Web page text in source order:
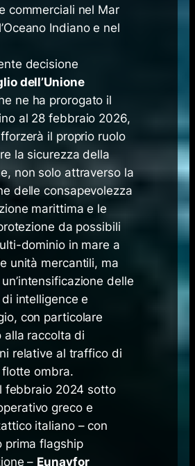
commerciali nel Mar
Indiano e nel
decisione
dell’Unione
ne ha prorogato il
al 28 febbraio 2026,
il proprio ruolo
la sicurezza della
non solo attraverso la
delle consapevolezza
marittima e le
da possibili
dominio in mare a
unità mercantili, ma
delle
intelligence e
con particolare
alla raccolta di
relative al traffico di
ombra.
febbraio 2024 sotto
greco e
italiano – con
prima flagship
– Eunavfor